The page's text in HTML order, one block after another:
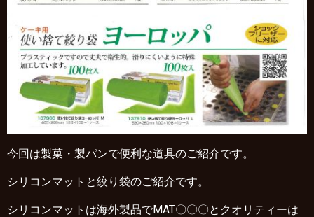
今回は製菓・製パンで便利な道具のご紹介です。
シリコンマットと絞り袋のご紹介です。
シリコンマットは海外製品でMAT〇〇〇とクオリティーは